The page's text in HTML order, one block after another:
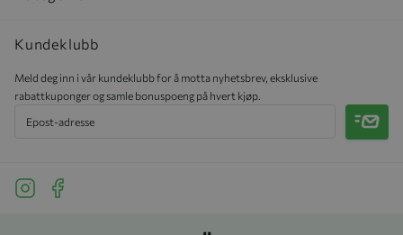
Kundeklubb
Meld deg inn i vår kundeklubb for å motta nyhetsbrev, eksklusive
rabattkuponger og samle bonuspoeng på hvert kjøp.
Meld
See our Instagram
See our Facebook